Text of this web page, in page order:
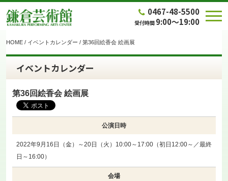
0467-48-5500
受付時間 9:00～19:00
HOME / イベントカレンダー / 第36回絵香会 絵画展
イベントカレンダー
第36回絵香会 絵画展
公演日時
2022年9月16日（金）～20日（火）10:00～17:00（初日12:00～／最終
日～16:00）
会場